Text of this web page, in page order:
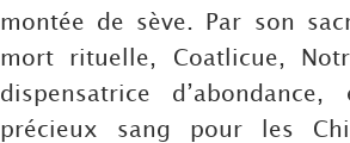
montée de sève. Par son
mort rituelle, Coatlicue,
dispensatrice
précieux sang pour les